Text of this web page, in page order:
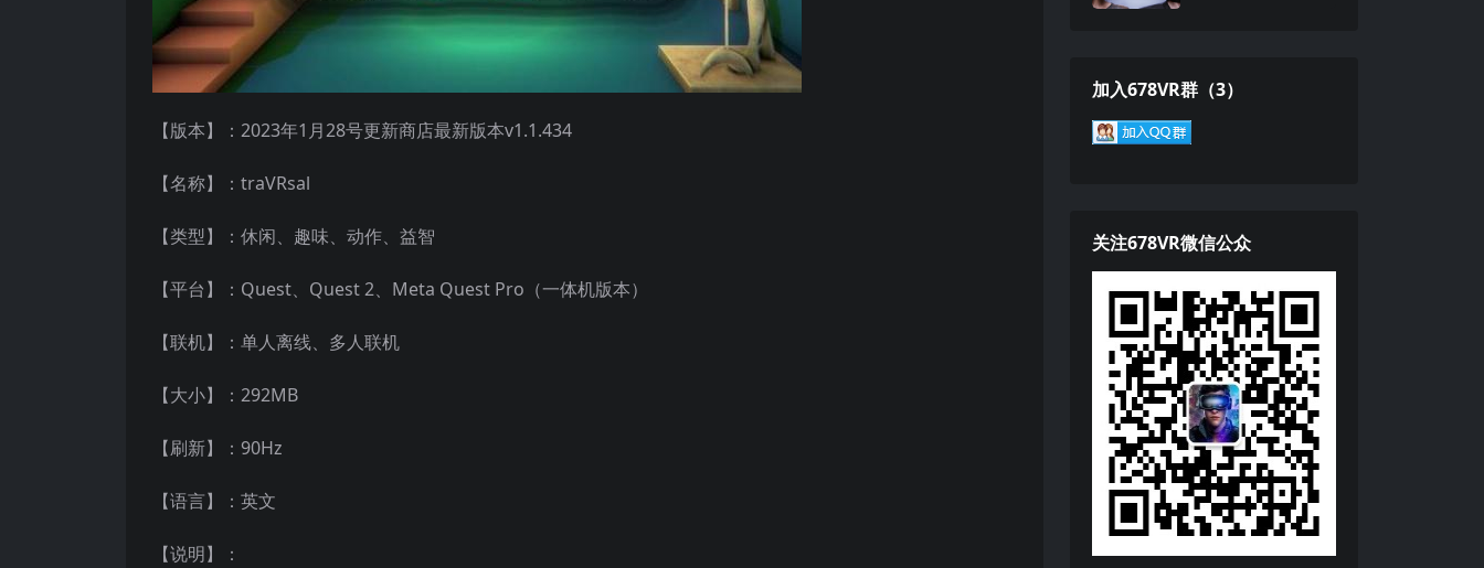
【版本】：2023年1月28号更新商店最新版本v1.1.434
【名称】：traVRsal
【类型】：休闲、趣味、动作、益智
【平台】：Quest、Quest 2、Meta Quest Pro（一体机版本）
【联机】：单人离线、多人联机
【大小】：292MB
【刷新】：90Hz
【语言】：英文
【说明】：
加入678VR群（3）
关注678VR微信公众